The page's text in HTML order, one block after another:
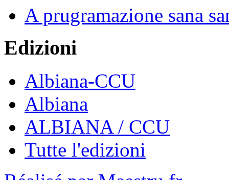
A prugramazione sana
Edizioni
Albiana-CCU
Albiana
ALBIANA / CCU
Tutte l'edizioni